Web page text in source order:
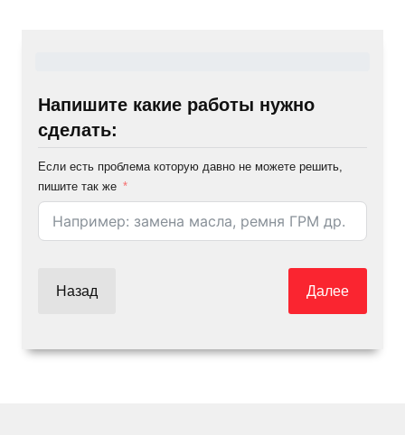
Напишите какие работы нужно
сделать:
Если есть проблема которую давно не можете решить,
пишите так же
Назад Далее